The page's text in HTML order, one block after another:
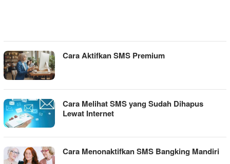
Cara Aktifkan SMS Premium
Cara Melihat SMS yang Sudah Dihapus
Lewat Internet
Cara Menonaktifkan SMS Bangking Mandiri